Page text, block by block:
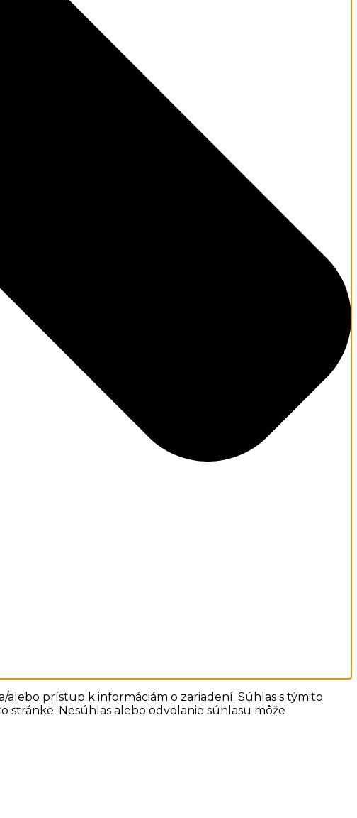
prístup k informáciám o zariadení. Súhlas s týmito
Nesúhlas alebo odvolanie súhlasu môže